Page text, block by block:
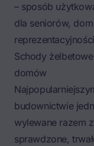
– sposób
dla seniorów,
Schody
domów
budownictwie
wylewane razem
sprawdzone,